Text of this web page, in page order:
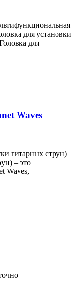
для установки
для
Waves
гитарных струн)
– это
Waves,